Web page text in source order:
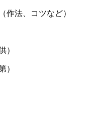
法、コツなど）